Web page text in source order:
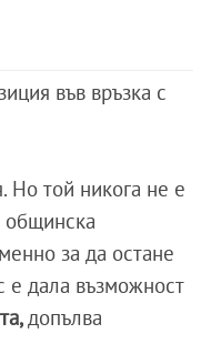
във връзка с
Но той никога не е
общинска
за да остане
е дала възможност
допълва